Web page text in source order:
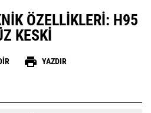
ÖZELLIKLERI: H95
KESKI
print YAZDIR